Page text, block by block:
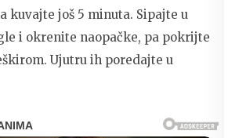
kuvajte još 5 minuta. Sipajte u
i okrenite naopačke, pa pokrijte
Ujutru ih poredajte u